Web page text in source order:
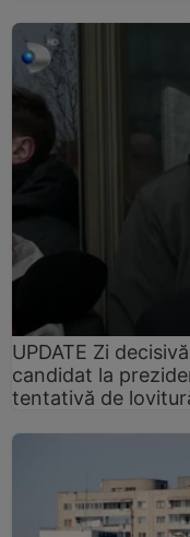
UPDATE Zi
candidat la
tentativă de